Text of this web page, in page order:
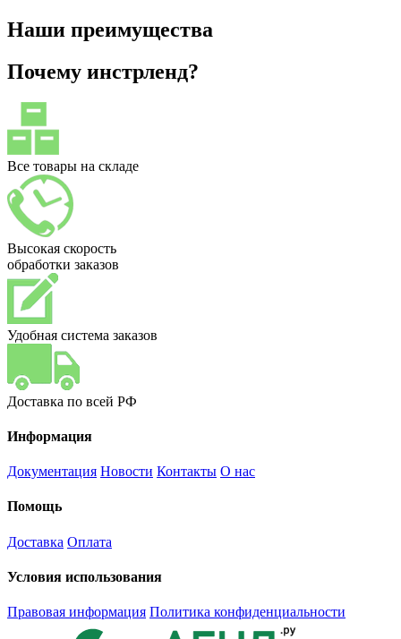
Наши преимущества
Почему инстрленд?
Все товары на складе
Высокая скорость
обработки заказов
Удобная система заказов
Доставка по всей РФ
Информация
Документация Новости Контакты О нас
Помощь
Доставка Оплата
Условия использования
Правовая информация Политика конфиденциальности